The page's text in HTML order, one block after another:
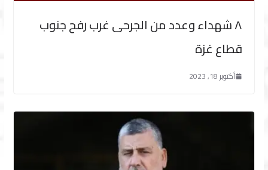
٨ شهداء وعدد من الجرحى غرب رفح جنوب
قطاع غزة
أكتوبر 18, 2023